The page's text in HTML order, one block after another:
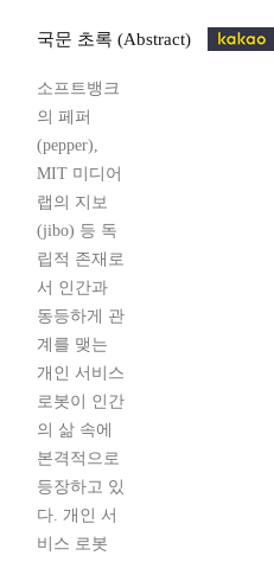
국문 초록 (Abstract)
소프트뱅크
의 페퍼
(pepper),
MIT 미디어
랩의 지보
(jibo) 등 독
립적 존재로
서 인간과
동등하게 관
계를 맺는
개인 서비스
로봇이 인간
의 삶 속에
본격적으로
등장하고 있
다. 개인 서
비스 로봇